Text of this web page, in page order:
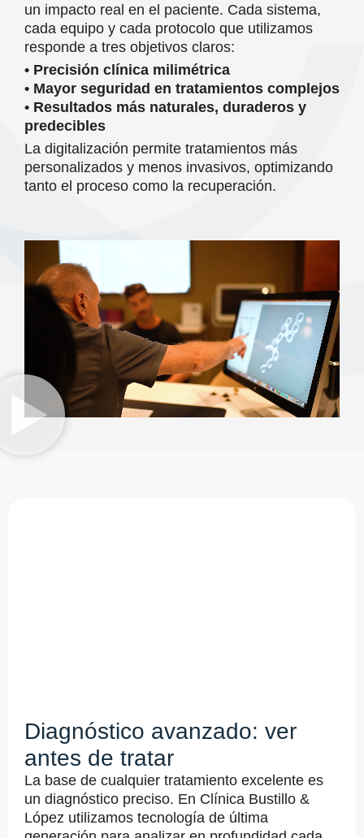
un impacto real en el paciente. Cada sistema,
cada equipo y cada protocolo que utilizamos
responde a tres objetivos claros:
• Precisión clínica milimétrica
• Mayor seguridad en tratamientos complejos
• Resultados más naturales, duraderos y
predecibles
La digitalización permite tratamientos más
personalizados y menos invasivos, optimizando
tanto el proceso como la recuperación.
Diagnóstico avanzado: ver
antes de tratar
La base de cualquier tratamiento excelente es
un diagnóstico preciso. En Clínica Bustillo &
López utilizamos tecnología de última